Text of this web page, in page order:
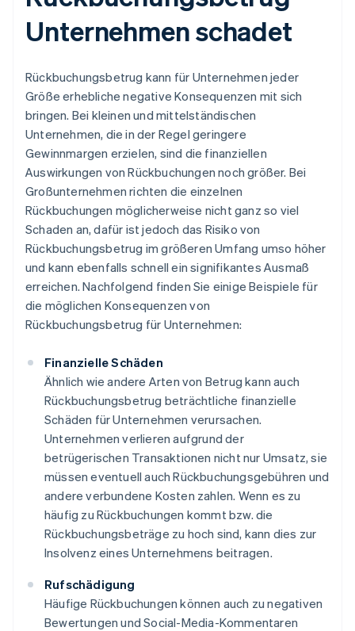
Unternehmen schadet
Rückbuchungsbetrug kann für Unternehmen jeder
Größe erhebliche negative Konsequenzen mit sich
bringen. Bei kleinen und mittelständischen
Unternehmen, die in der Regel geringere
Gewinnmargen erzielen, sind die finanziellen
Auswirkungen von Rückbuchungen noch größer. Bei
Großunternehmen richten die einzelnen
Rückbuchungen möglicherweise nicht ganz so viel
Schaden an, dafür ist jedoch das Risiko von
Rückbuchungsbetrug im größeren Umfang umso höher
und kann ebenfalls schnell ein signifikantes Ausmaß
erreichen. Nachfolgend finden Sie einige Beispiele für
die möglichen Konsequenzen von
Rückbuchungsbetrug für Unternehmen:
Finanzielle Schäden
Ähnlich wie andere Arten von Betrug kann auch
Rückbuchungsbetrug beträchtliche finanzielle
Schäden für Unternehmen verursachen.
Unternehmen verlieren aufgrund der
betrügerischen Transaktionen nicht nur Umsatz, sie
müssen eventuell auch Rückbuchungsgebühren und
andere verbundene Kosten zahlen. Wenn es zu
häufig zu Rückbuchungen kommt bzw. die
Rückbuchungsbeträge zu hoch sind, kann dies zur
Insolvenz eines Unternehmens beitragen.
Rufschädigung
Häufige Rückbuchungen können auch zu negativen
Bewertungen und Social-Media-Kommentaren